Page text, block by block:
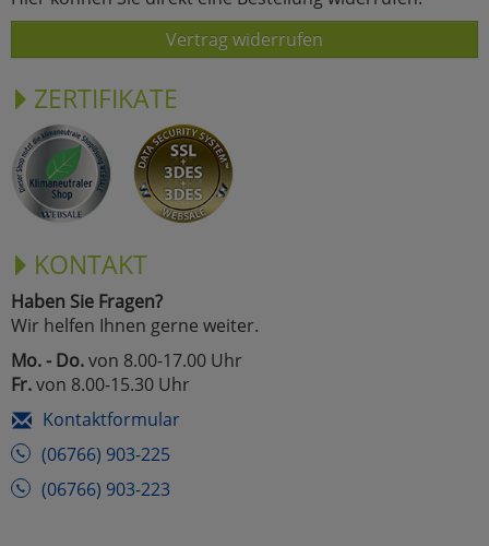
Vertrag widerrufen
ZERTIFIKATE
KONTAKT
Haben Sie Fragen?
Wir helfen Ihnen gerne weiter.
Mo. - Do.von 8.00-17.00 Uhr
Fr.von 8.00-15.30 Uhr
Kontaktformular
(06766) 903-225
(06766) 903-223